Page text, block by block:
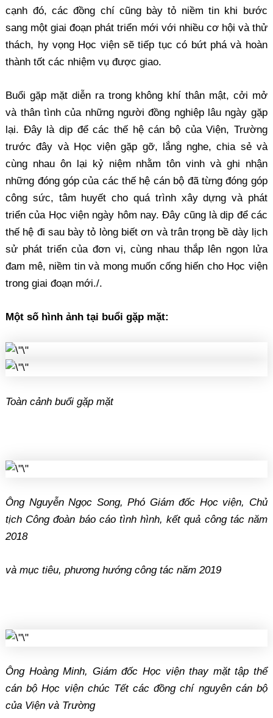
cạnh đó, các đồng chí cũng bày tỏ niềm tin khi bước
sang một giai đoạn phát triển mới với nhiều cơ hội và thử
thách, hy vọng Học viện sẽ tiếp tục có bứt phá và hoàn
thành tốt các nhiệm vụ được giao.
Buổi gặp mặt diễn ra trong không khí thân mật, cởi mở
và thân tình của những người đồng nghiệp lâu ngày gặp
lại. Đây là dịp để các thế hệ cán bộ của Viện, Trường
trước đây và Học viện gặp gỡ, lắng nghe, chia sẻ và
cùng nhau ôn lại kỷ niệm nhằm tôn vinh và ghi nhận
những đóng góp của các thế hệ cán bộ đã từng đóng góp
công sức, tâm huyết cho quá trình xây dựng và phát
triển của Học viện ngày hôm nay. Đây cũng là dịp để các
thế hệ đi sau bày tỏ lòng biết ơn và trân trọng bề dày lịch
sử phát triển của đơn vị, cùng nhau thắp lên ngọn lửa
đam mê, niềm tin và mong muốn cống hiến cho Học viện
trong giai đoạn mới./.
Một số hình ảnh tại buổi gặp mặt:
Toàn cảnh buổi gặp mặt
Ông Nguyễn Ngọc Song, Phó Giám đốc Học viện, Chủ
tịch Công đoàn báo cáo tình hình, kết quả công tác năm
2018
và mục tiêu, phương hướng công tác năm 2019
Ông Hoàng Minh, Giám đốc Học viện thay mặt tập thể
cán bộ Học viện chúc Tết các đồng chí nguyên cán bộ
của Viện và Trường